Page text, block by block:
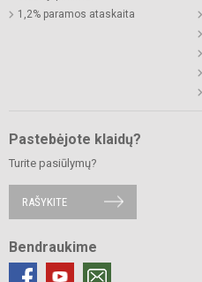
1,2% paramos ataskaita
Pastebėjote klaidų?
Turite pasiūlymų?
RAŠYKITE
Bendraukime